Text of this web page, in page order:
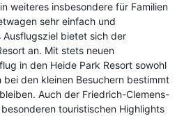
weiteres insbesondere für Familien
sehr einfach und
bietet sich der
an. Mit stets neuen
in den Heide Park Resort sowohl
den kleinen Besuchern bestimmt
Auch der Friedrich-Clemens-
touristischen Highlights